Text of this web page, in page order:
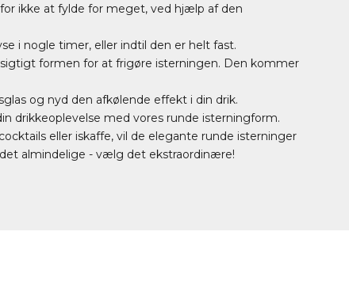
ikke at fylde for meget, ved hjælp af den
i nogle timer, eller indtil den er helt fast.
formen for at frigøre isterningen. Den kommer
og nyd den afkølende effekt i din drik.
drikkeoplevelse med vores runde isterningform.
eller iskaffe, vil de elegante runde isterninger
almindelige - vælg det ekstraordinære!